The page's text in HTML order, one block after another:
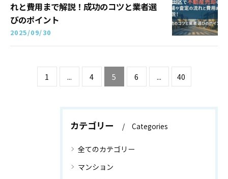
れと費用まで解説！成功のコツと業者選
びのポイント
2025/09/30
1 ... 4 5 6 ... 40
カテゴリー Categories
全てのカテゴリー
マンション